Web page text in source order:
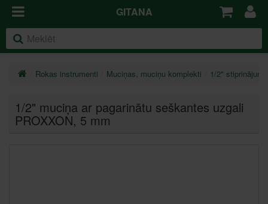
GITANA
Rokas instrumenti Muciņas, muciņu komplekti 1/2" stiprinājums
1/2" muciņa ar pagarinātu seškantes uzgali
PROXXON, 5 mm